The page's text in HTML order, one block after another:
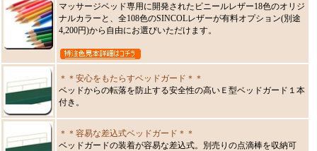
マッサージベッド専用に開発されたビニールレザー18色のオリジ
ナルカラーと、全108色のSINCOLレザーが有料オプション(別途
4,200円)から自由にお選びいただけます。
＊＊安心をもたらすベッドガード＊＊
ベッドからの転落を防止する安全性の高いＥ型ベッドガード１本
付き。
＊＊容易な差込式ベッドガード＊＊
ベッドガードの装着が容易な差込式。別売りの点滴棒を収納可